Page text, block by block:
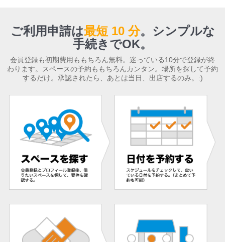
ご利用申請は最短 10 分。 シンプルな
手続きでOK。
会員登録も初期費用ももちろん無料。迷っている10分で登録が終
わります。スペースの予約ももちろんカンタン。場所を探して予約
するだけ。承認されたら、あとは当日、出店するのみ。:)